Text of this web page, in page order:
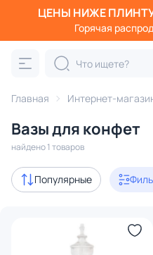
ЦЕНЫ НИЖЕ
Горячая
Главная Интернет-
Вазы для конфет
найдено 1 товаров
Популярные
Категория:
керамические для
Цена